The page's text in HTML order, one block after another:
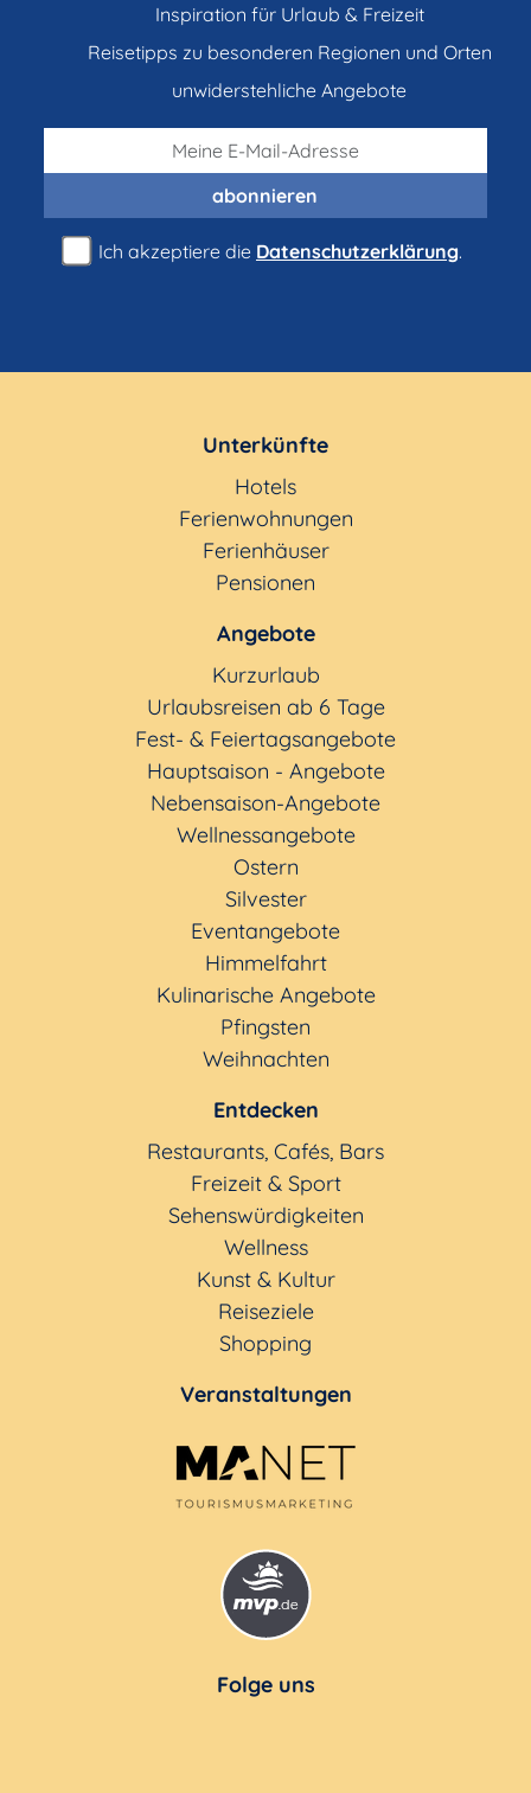
Inspiration für Urlaub & Freizeit
Reisetipps zu besonderen Regionen und Orten
unwiderstehliche Angebote
abonnieren
Ich akzeptiere die Datenschutzerklärung.
Unterkünfte
Hotels
Ferienwohnungen
Ferienhäuser
Pensionen
Angebote
Kurzurlaub
Urlaubsreisen ab 6 Tage
Fest- & Feiertagsangebote
Hauptsaison - Angebote
Nebensaison-Angebote
Wellnessangebote
Ostern
Silvester
Eventangebote
Himmelfahrt
Kulinarische Angebote
Pfingsten
Weihnachten
Entdecken
Restaurants, Cafés, Bars
Freizeit & Sport
Sehenswürdigkeiten
Wellness
Kunst & Kultur
Reiseziele
Shopping
Veranstaltungen
Folge uns